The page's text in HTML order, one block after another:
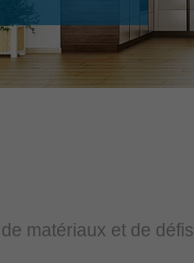
matériaux et de défis